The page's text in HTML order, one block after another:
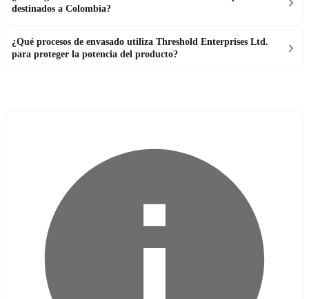
destinados a Colombia?
¿Qué procesos de envasado utiliza Threshold Enterprises Ltd.
para proteger la potencia del producto?